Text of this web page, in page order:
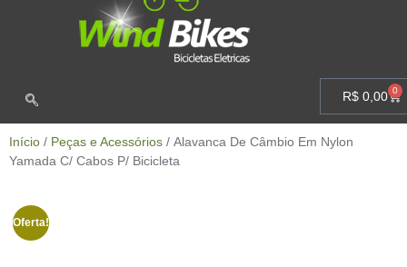
R$ 0,00 0
Início / Peças e Acessórios / Alavanca De Câmbio Em Nylon
Yamada C/ Cabos P/ Bicicleta
Oferta!